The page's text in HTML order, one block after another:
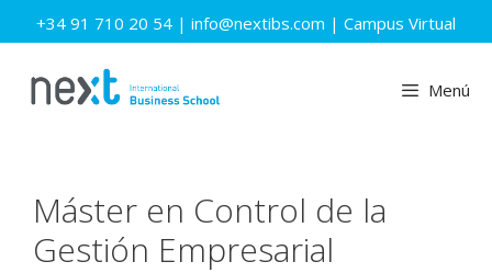
Saltar
al
+34 91 710 20 54 | info@nextibs.com | Campus Virtual
Menú
Máster en Control de la
Gestión Empresarial